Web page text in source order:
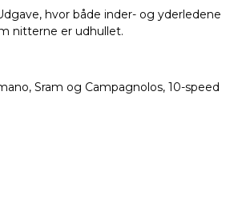
hvor både inder- og yderledene
nitterne er udhullet.
Sram og Campagnolos, 10-speed